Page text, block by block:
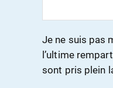
Je ne suis pas
l’ultime
sont pris plein